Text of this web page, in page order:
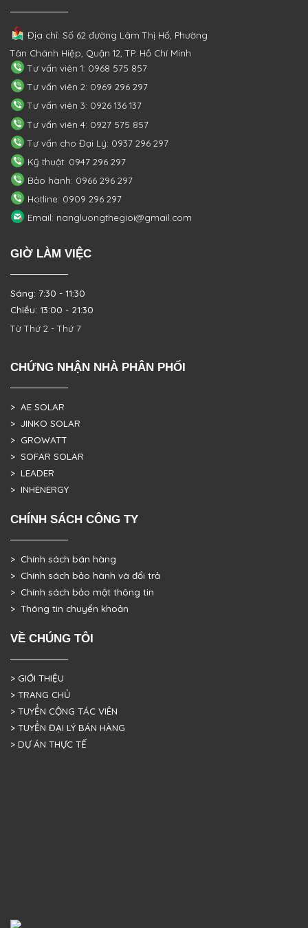
Địa chỉ: Số 62 đường Lâm Thị Hố, Phường
Tân Chánh Hiệp, Quận 12, TP. Hồ Chí Minh
Tư vấn viên 1: 0968 575 857
Tư vấn viên 2: 0969 296 297
Tư vấn viên 3: 0926 136 137
Tư vấn viên 4: 0927 575 857
Tư vấn cho Đại Lý: 0937 296 297
Kỹ thuật: 0947 296 297
Bảo hành: 0966 296 297
Hotline: 0909 296 297
Email: nangluongthegioi@gmail.com
GIỜ LÀM VIỆC
Sáng: 7:30 - 11:30
Chiều: 13:00 - 21:30
Từ Thứ 2 - Thứ 7
CHỨNG NHẬN NHÀ PHÂN PHỐI
> AE SOLAR
> JINKO SOLAR
> GROWATT
> SOFAR SOLAR
> LEADER
> INHENERGY
CHÍNH SÁCH CÔNG TY
> Chính sách bán hàng
> Chính sách bảo hành và đổi trả
> Chính sách bảo mật thông tin
> Thông tin chuyển khoản
VỀ CHÚNG TÔI
> GIỚI THIỆU
> TRANG CHỦ
> TUYỂN CỘNG TÁC VIÊN
> TUYỂN ĐẠI LÝ BÁN HÀNG
> DỰ ÁN THỰC TẾ